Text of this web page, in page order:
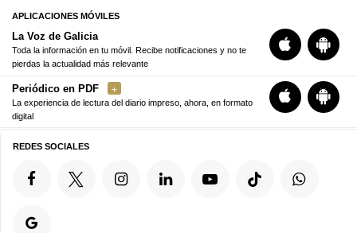
APLICACIONES MÓVILES
La Voz de Galicia
Toda la información en tu móvil. Recibe notificaciones y no te
pierdas la actualidad más relevante
Periódico en PDF
La experiencia de lectura del diario impreso, ahora, en formato
digital
REDES SOCIALES